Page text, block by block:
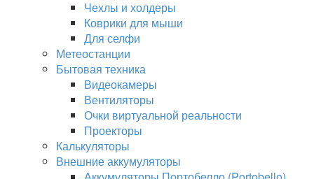
Чехлы и холдеры
Коврики для мыши
Для селфи
Метеостанции
Бытовая техника
Видеокамеры
Вентиляторы
Очки виртуальной реальности
Проекторы
Калькуляторы
Внешние аккумуляторы